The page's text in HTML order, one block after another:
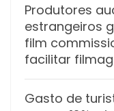
Produtores
estrangeiros
film
facilitar
Gasto de